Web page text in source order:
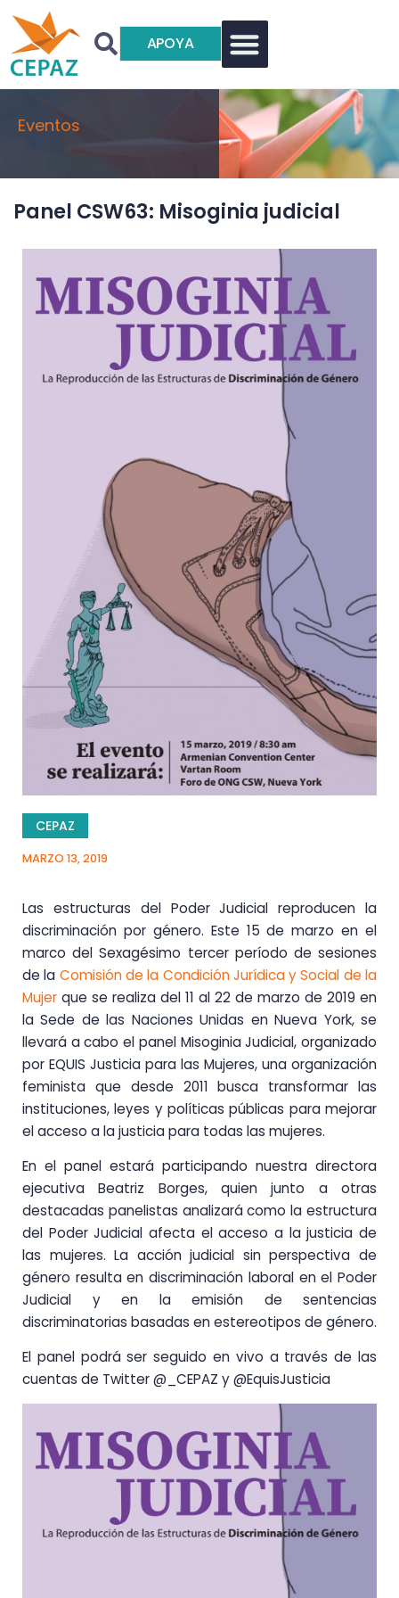
APOYA
Eventos
Panel CSW63: Misoginia judicial
CEPAZ
MARZO 13, 2019
Las estructuras del Poder Judicial reproducen la
discriminación por género. Este 15 de marzo en el
marco del Sexagésimo tercer período de sesiones
de la Comisión de la Condición Jurídica y Social de la
Mujer que se realiza del 11 al 22 de marzo de 2019 en
la Sede de las Naciones Unidas en Nueva York, se
llevará a cabo el panel Misoginia Judicial, organizado
por EQUIS Justicia para las Mujeres, una organización
feminista que desde 2011 busca transformar las
instituciones, leyes y políticas públicas para mejorar
el acceso a la justicia para todas las mujeres.
En el panel estará participando nuestra directora
ejecutiva Beatriz Borges, quien junto a otras
destacadas panelistas analizará como la estructura
del Poder Judicial afecta el acceso a la justicia de
las mujeres. La acción judicial sin perspectiva de
género resulta en discriminación laboral en el Poder
Judicial y en la emisión de sentencias
discriminatorias basadas en estereotipos de género.
El panel podrá ser seguido en vivo a través de las
cuentas de Twitter @_CEPAZ y @EquisJusticia